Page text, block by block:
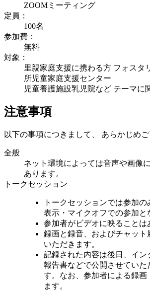
ZOOMミーティング
定員：
100名
参加費：
無料
対象：
里親家庭支援に携わる方 フォスタ
所児童家庭支援センター
児童養護施設乳児院など テーマに
注意事項
以下の事項につきまして、 あらかじめご
全般
ネット環境によっては音声や画像
あります。
トークセッション
トークセッションでは参加
表示・マイクオフでの参加と
参加者がビデオに映ることは
録画と録音、およびチャット
いただきます。
記録された内容は後日、イン
報告書などで公開させていた
す。なお、参加者による録画
ます。